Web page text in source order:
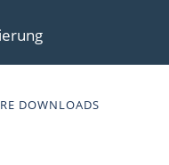
DOWNLOADS